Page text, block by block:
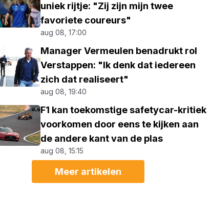
uniek rijtje: "Zij zijn mijn twee
favoriete coureurs"
aug 08, 17:00
Manager Vermeulen benadrukt rol
Verstappen: "Ik denk dat iedereen
zich dat realiseert"
aug 08, 19:40
F1 kan toekomstige safetycar-kritiek
voorkomen door eens te kijken aan
de andere kant van de plas
aug 08, 15:15
Meer artikelen